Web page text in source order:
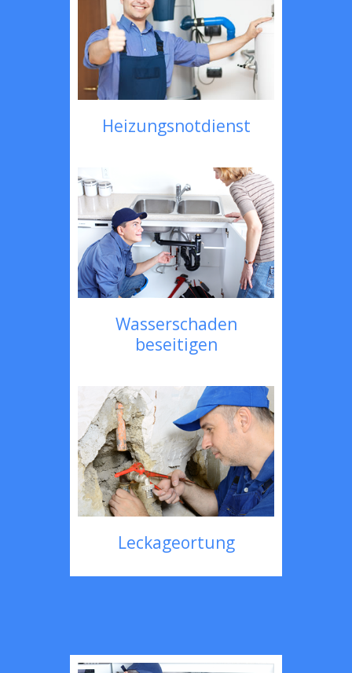
Heizungsnotdienst
Wasserschaden
beseitigen
Leckageortung